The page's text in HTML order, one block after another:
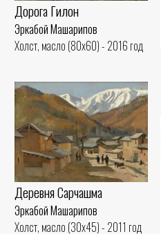
Дорога Гилон
Эркабой Машарипов
Холст, масло (80x60) - 2016 год
Деревня Сарчашма
Эркабой Машарипов
Холст, масло (30x45) - 2011 год